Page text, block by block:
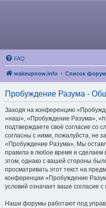
FAQ
wakeupnow.info Список
Пробуждение Разума -
Заходя на конференцию
«наш», «Пробуждение Разума»,
подтверждаете своё согласие со
согласны с ними, пожалуйста, не
«Пробуждение Разума». Мы
правила в любое время и сделаем
этом, однако с вашей стороны
просматривать этот текст на
конференции «Пробуждение
условий означает ваше согласие с
Наши форумы работают под